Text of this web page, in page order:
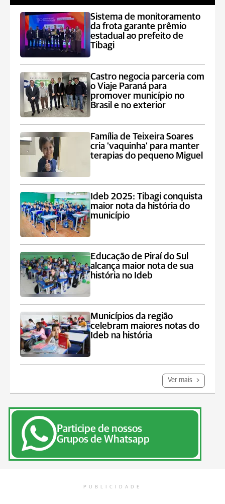
Sistema de monitoramento
da frota garante prêmio
estadual ao prefeito de
Tibagi
Castro negocia parceria com
o Viaje Paraná para
promover município no
Brasil e no exterior
Família de Teixeira Soares
cria 'vaquinha' para manter
terapias do pequeno Miguel
Ideb 2025: Tibagi conquista
maior nota da história do
município
Educação de Piraí do Sul
alcança maior nota de sua
história no Ideb
Municípios da região
celebram maiores notas do
Ideb na história
Ver mais
Participe de nossos
Grupos de Whatsapp
PUBLICIDADE